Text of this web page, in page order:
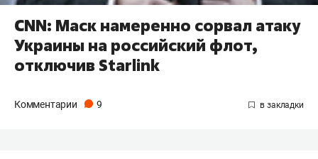
CNN: Маск намеренно сорвал атаку
Украины на российский флот,
отключив Starlink
Комментарии 9